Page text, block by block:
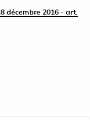
décembre 2016 - art.